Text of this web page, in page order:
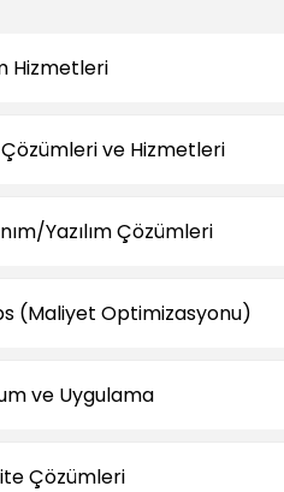
Hizmetleri
ve Hizmetleri
Yazılım Çözümleri
(Maliyet Optimizasyonu)
ve Uygulama
Çözümleri